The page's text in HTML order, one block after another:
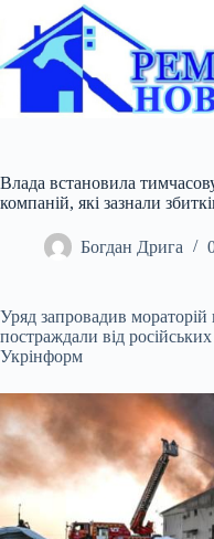
вмісту
Влада встановила
компаній, які зазнали
Богдан Дрига
Уряд запровадив мораторій
постраждали від
Укрінформ